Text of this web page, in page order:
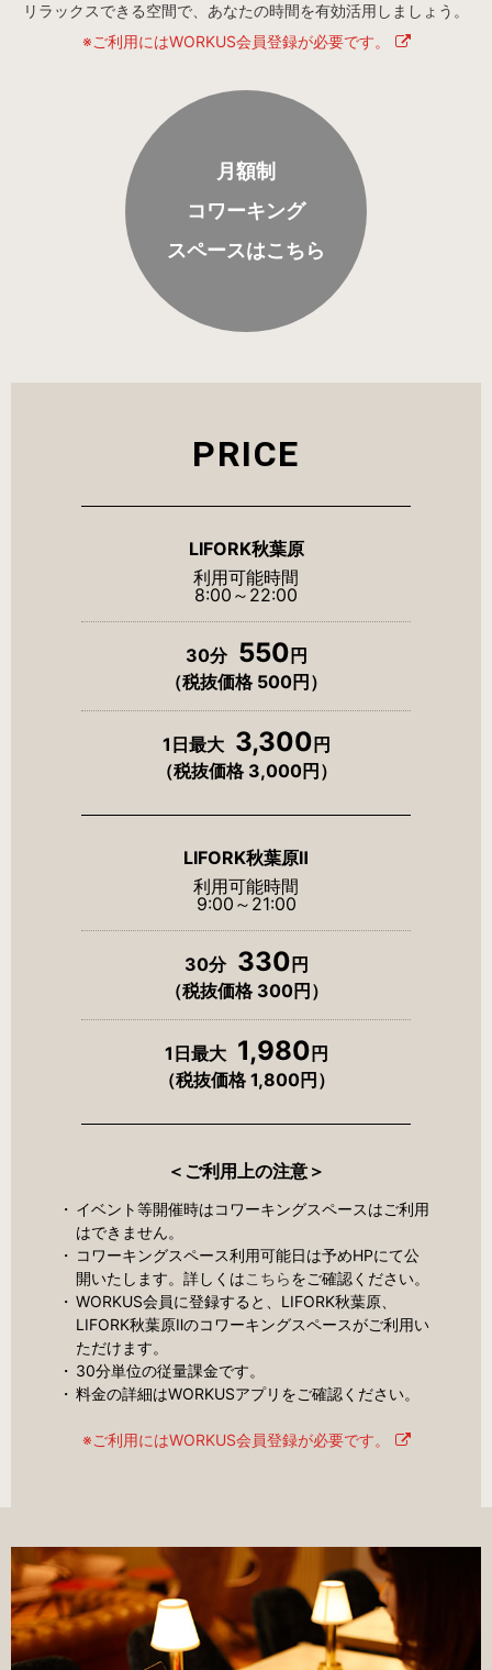
HARAJUKU
MINAMI AOYAMA 南青山
HISAYA ODORI 久屋大通
Nacasa & Partners
HARAJUKU QUEST
ポップアップ
リラックスできる空間で、あなたの時間を有効活用しましょう。
※ご利用にはWORKUS会員登録が必要です。
月額制
コワーキング
スペースはこちら
PRICE
LIFORK秋葉原
利用可能時間
8:00～22:00
30分 550円
（税抜価格 500円）
1日最大 3,300円
（税抜価格 3,000円）
LIFORK秋葉原Ⅱ
利用可能時間
9:00～21:00
30分 330円
（税抜価格 300円）
1日最大 1,980円
（税抜価格 1,800円）
＜ご利用上の注意＞
イベント等開催時はコワーキングスペースはご利用
はできません。
コワーキングスペース利用可能日は予めHPにて公
開いたします。詳しくはこちらをご確認ください。
WORKUS会員に登録すると、LIFORK秋葉原、
LIFORK秋葉原Ⅱのコワーキングスペースがご利用い
ただけます。
30分単位の従量課金です。
料金の詳細はWORKUSアプリをご確認ください。
※ご利用にはWORKUS会員登録が必要です。